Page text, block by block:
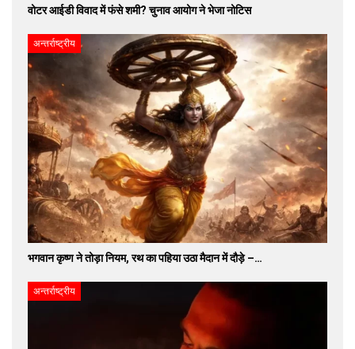
वोटर आईडी विवाद में फंसे शमी? चुनाव आयोग ने भेजा नोटिस
अन्तर्राष्ट्रीय
भगवान कृष्ण ने तोड़ा नियम, रथ का पहिया उठा मैदान में दौड़े –…
अन्तर्राष्ट्रीय